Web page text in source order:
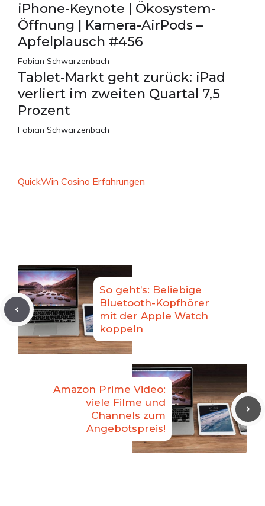
iPhone-Keynote | Ökosystem-
Öffnung | Kamera-AirPods –
Apfelplausch #456
Fabian Schwarzenbach
Tablet-Markt geht zurück: iPad
verliert im zweiten Quartal 7,5
Prozent
Fabian Schwarzenbach
QuickWin Casino Erfahrungen
So geht’s: Beliebige
Bluetooth-Kopfhörer
mit der Apple Watch
koppeln
Amazon Prime Video:
viele Filme und
Channels zum
Angebotspreis!